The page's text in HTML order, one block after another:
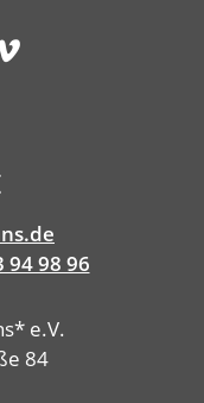
94 98 96
e.V.
84